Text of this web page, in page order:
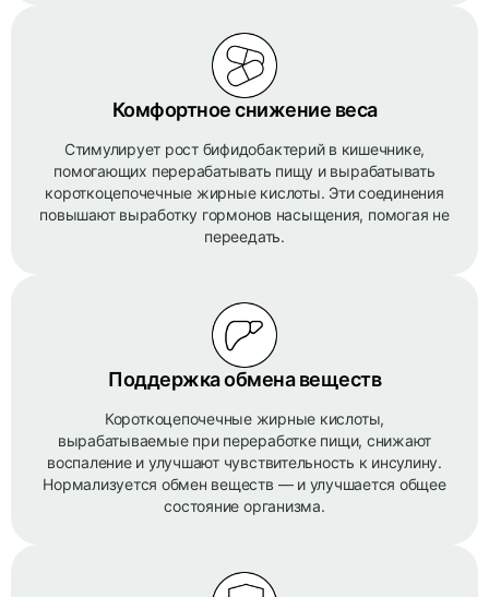
Комфортное снижение веса
Стимулирует рост бифидобактерий в кишечнике,
помогающих перерабатывать пищу и вырабатывать
короткоцепочечные жирные кислоты. Эти соединения
повышают выработку гормонов насыщения, помогая не
переедать.
Поддержка обмена веществ
Короткоцепочечные жирные кислоты,
вырабатываемые при переработке пищи, снижают
воспаление и улучшают чувствительность к инсулину.
Нормализуется обмен веществ — и улучшается общее
состояние организма.